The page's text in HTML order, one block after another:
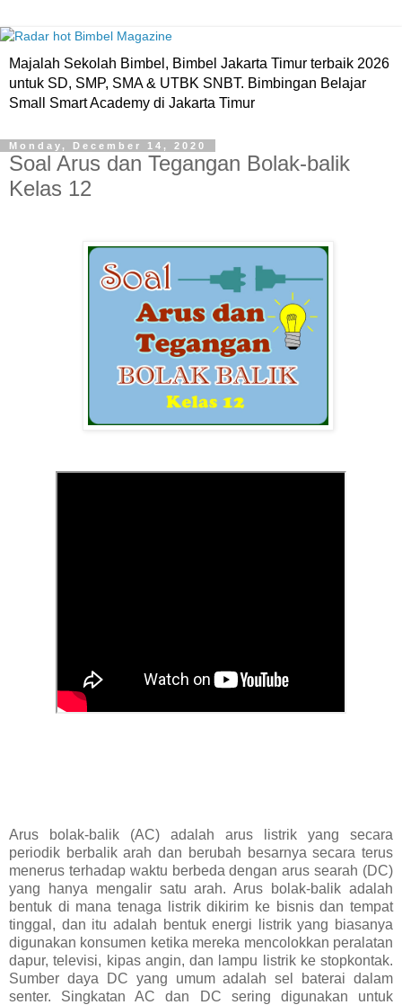
Majalah Sekolah Bimbel, Bimbel Jakarta Timur terbaik 2026
untuk SD, SMP, SMA & UTBK SNBT. Bimbingan Belajar
Small Smart Academy di Jakarta Timur
Monday, December 14, 2020
Soal Arus dan Tegangan Bolak-balik
Kelas 12
Arus bolak-balik (AC) adalah arus listrik yang secara
periodik berbalik arah dan berubah besarnya secara terus
menerus terhadap waktu berbeda dengan arus searah (DC)
yang hanya mengalir satu arah. Arus bolak-balik adalah
bentuk di mana tenaga listrik dikirim ke bisnis dan tempat
tinggal, dan itu adalah bentuk energi listrik yang biasanya
digunakan konsumen ketika mereka mencolokkan peralatan
dapur, televisi, kipas angin, dan lampu listrik ke stopkontak.
Sumber daya DC yang umum adalah sel baterai dalam
senter. Singkatan AC dan DC sering digunakan untuk